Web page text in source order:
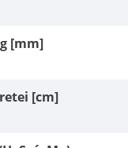
[mm]
[cm]